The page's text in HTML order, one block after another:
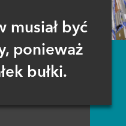
musiał być
ponieważ
bułki.